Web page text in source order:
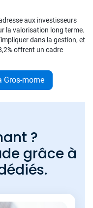
aux investisseurs
la valorisation long terme.
dans la gestion, et
offrent un cadre
Gros-morne
?
grâce à